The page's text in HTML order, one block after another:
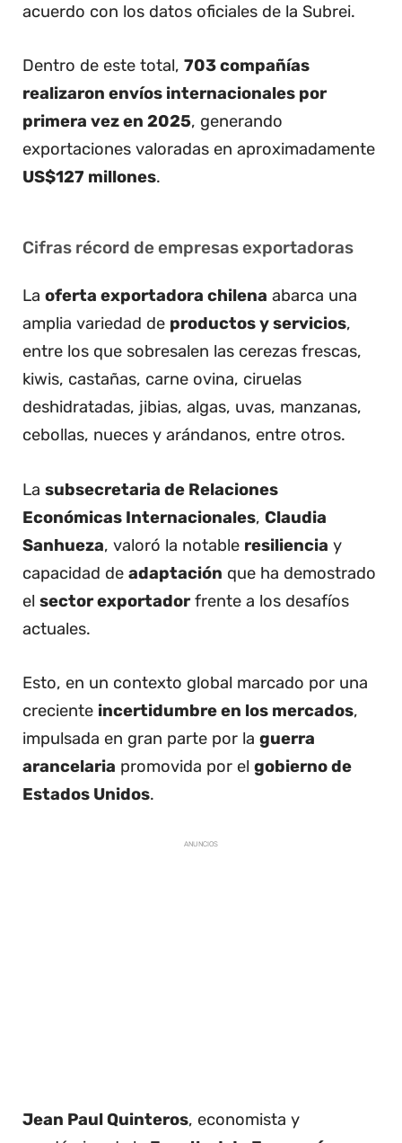
acuerdo con los datos oficiales de la Subrei.
Dentro de este total, 703 compañías
realizaron envíos internacionales por
primera vez en 2025, generando
exportaciones valoradas en aproximadamente
US$127 millones.
Cifras récord de empresas exportadoras
La oferta exportadora chilena abarca una
amplia variedad de productos y servicios,
entre los que sobresalen las cerezas frescas,
kiwis, castañas, carne ovina, ciruelas
deshidratadas, jibias, algas, uvas, manzanas,
cebollas, nueces y arándanos, entre otros.
La subsecretaria de Relaciones
Económicas Internacionales, Claudia
Sanhueza, valoró la notable resiliencia y
capacidad de adaptación que ha demostrado
el sector exportadorfrente a los desafíos
actuales.
Esto, en un contexto global marcado por una
creciente incertidumbre en los mercados,
impulsada en gran parte por la guerra
arancelaria promovida por el gobierno de
Estados Unidos.
ANUNCIOS
Jean Paul Quinteros, economista y